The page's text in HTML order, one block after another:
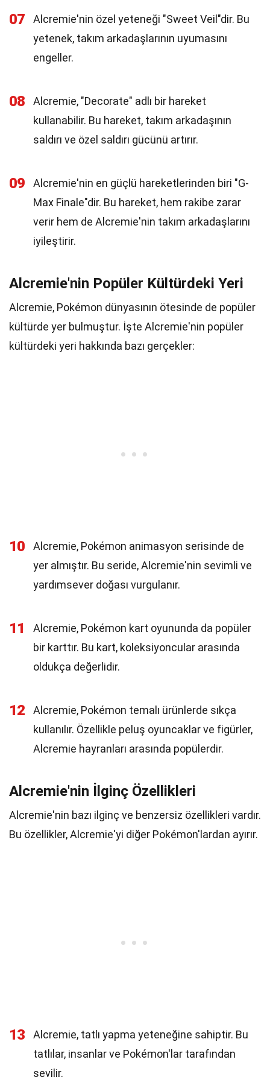
07
Alcremie'nin özel yeteneği "Sweet Veil"dir. Bu
yetenek, takım arkadaşlarının uyumasını
engeller.
08
Alcremie, "Decorate" adlı bir hareket
kullanabilir. Bu hareket, takım arkadaşının
saldırı ve özel saldırı gücünü artırır.
09
Alcremie'nin en güçlü hareketlerinden biri "G-
Max Finale"dir. Bu hareket, hem rakibe zarar
verir hem de Alcremie'nin takım arkadaşlarını
iyileştirir.
Alcremie'nin Popüler Kültürdeki Yeri
Alcremie, Pokémon dünyasının ötesinde de popüler
kültürde yer bulmuştur. İşte Alcremie'nin popüler
kültürdeki yeri hakkında bazı gerçekler:
10
Alcremie, Pokémon animasyon serisinde de
yer almıştır. Bu seride, Alcremie'nin sevimli ve
yardımsever doğası vurgulanır.
11
Alcremie, Pokémon kart oyununda da popüler
bir karttır. Bu kart, koleksiyoncular arasında
oldukça değerlidir.
12
Alcremie, Pokémon temalı ürünlerde sıkça
kullanılır. Özellikle peluş oyuncaklar ve figürler,
Alcremie hayranları arasında popülerdir.
Alcremie'nin İlginç Özellikleri
Alcremie'nin bazı ilginç ve benzersiz özellikleri vardır.
Bu özellikler, Alcremie'yi diğer Pokémon'lardan ayırır.
13
Alcremie, tatlı yapma yeteneğine sahiptir. Bu
tatlılar, insanlar ve Pokémon'lar tarafından
sevilir.